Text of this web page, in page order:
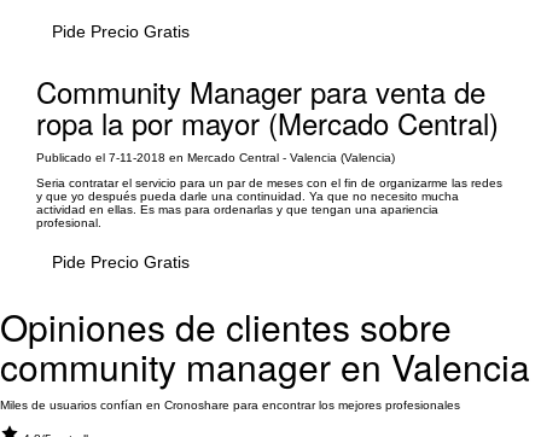
Pide Precio Gratis
Community Manager para venta de
ropa la por mayor (Mercado Central)
Publicado el 7-11-2018 en Mercado Central - Valencia (Valencia)
Seria contratar el servicio para un par de meses con el fin de organizarme las redes
y que yo después pueda darle una continuidad. Ya que no necesito mucha
actividad en ellas. Es mas para ordenarlas y que tengan una apariencia
profesional.
Pide Precio Gratis
Opiniones de clientes sobre
community manager en Valencia
Miles de usuarios confían en Cronoshare para encontrar los mejores profesionales